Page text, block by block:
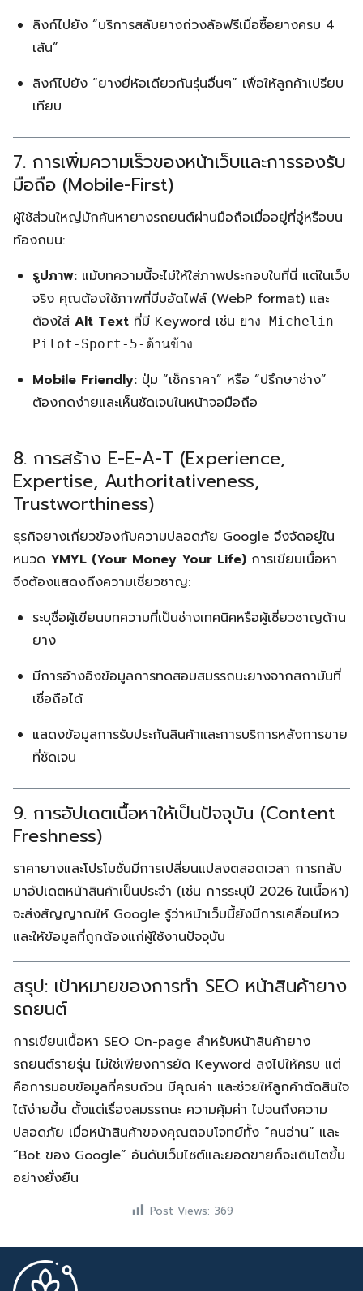
ลิงก์ไปยัง “บริการสลับยางถ่วงล้อฟรีเมื่อซื้อยางครบ 4
เส้น”
ลิงก์ไปยัง “ยางยี่ห้อเดียวกันรุ่นอื่นๆ” เพื่อให้ลูกค้าเปรียบ
เทียบ
7. การเพิ่มความเร็วของหน้าเว็บและการรองรับ
มือถือ (Mobile-First)
ผู้ใช้ส่วนใหญ่มักค้นหายางรถยนต์ผ่านมือถือเมื่ออยู่ที่อู่หรือบน
ท้องถนน:
รูปภาพ: แม้บทความนี้จะไม่ให้ใส่ภาพประกอบในที่นี่ แต่ในเว็บ
จริง คุณต้องใช้ภาพที่บีบอัดไฟล์ (WebP format) และ
ต้องใส่ Alt Text ที่มี Keyword เช่น ยาง-Michelin-
Pilot-Sport-5-ด้านข้าง
Mobile Friendly: ปุ่ม “เช็กราคา” หรือ “ปรึกษาช่าง”
ต้องกดง่ายและเห็นชัดเจนในหน้าจอมือถือ
8. การสร้าง E-E-A-T (Experience,
Expertise, Authoritativeness,
Trustworthiness)
ธุรกิจยางเกี่ยวข้องกับความปลอดภัย Google จึงจัดอยู่ใน
หมวด YMYL (Your Money Your Life) การเขียนเนื้อหา
จึงต้องแสดงถึงความเชี่ยวชาญ:
ระบุชื่อผู้เขียนบทความที่เป็นช่างเทคนิคหรือผู้เชี่ยวชาญด้าน
ยาง
มีการอ้างอิงข้อมูลการทดสอบสมรรถนะยางจากสถาบันที่
เชื่อถือได้
แสดงข้อมูลการรับประกันสินค้าและการบริการหลังการขาย
ที่ชัดเจน
9. การอัปเดตเนื้อหาให้เป็นปัจจุบัน (Content
Freshness)
ราคายางและโปรโมชั่นมีการเปลี่ยนแปลงตลอดเวลา การกลับ
มาอัปเดตหน้าสินค้าเป็นประจำ (เช่น การระบุปี 2026 ในเนื้อหา)
จะส่งสัญญาณให้ Google รู้ว่าหน้าเว็บนี้ยังมีการเคลื่อนไหว
และให้ข้อมูลที่ถูกต้องแก่ผู้ใช้งานปัจจุบัน
สรุป: เป้าหมายของการทำ SEO หน้าสินค้ายาง
รถยนต์
การเขียนเนื้อหา SEO On-page สำหรับหน้าสินค้ายาง
รถยนต์รายรุ่น ไม่ใช่เพียงการยัด Keyword ลงไปให้ครบ แต่
คือการมอบข้อมูลที่ครบถ้วน มีคุณค่า และช่วยให้ลูกค้าตัดสินใจ
ได้ง่ายขึ้น ตั้งแต่เรื่องสมรรถนะ ความคุ้มค่า ไปจนถึงความ
ปลอดภัย เมื่อหน้าสินค้าของคุณตอบโจทย์ทั้ง “คนอ่าน” และ
“Bot ของ Google” อันดับเว็บไซต์และยอดขายก็จะเติบโตขึ้น
อย่างยั่งยืน
Post Views: 369